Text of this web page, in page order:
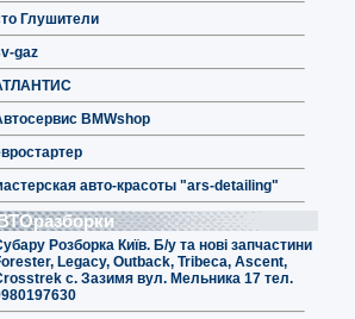
Глушители
gaz
BMWshop
авто-красоты "ars-detailing"
Розборка Київ. Б/у та нові запчастини
Legacy, Outback, Tribeca, Ascent,
с. Зазимя вул. Мельника 17 тел.